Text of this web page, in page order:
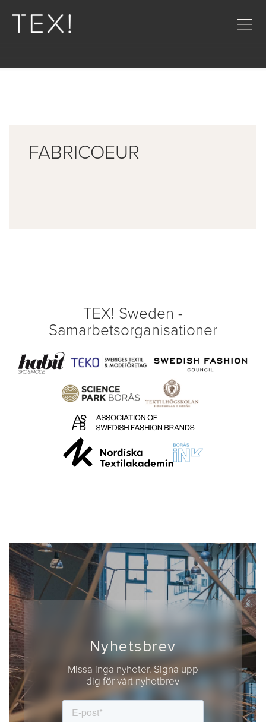
FABRICOEUR
TEX! Sweden -
Samarbetsorganisationer
Nyhetsbrev
Missa inga nyheter. Signa upp
dig för vårt nyhetbrev